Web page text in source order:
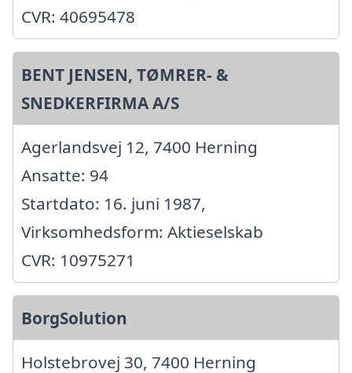
CVR: 40695478
BENT JENSEN, TØMRER- &
SNEDKERFIRMA A/S
Agerlandsvej 12, 7400 Herning
Ansatte: 94
Startdato: 16. juni 1987,
Virksomhedsform: Aktieselskab
CVR: 10975271
BorgSolution
Holstebrovej 30, 7400 Herning